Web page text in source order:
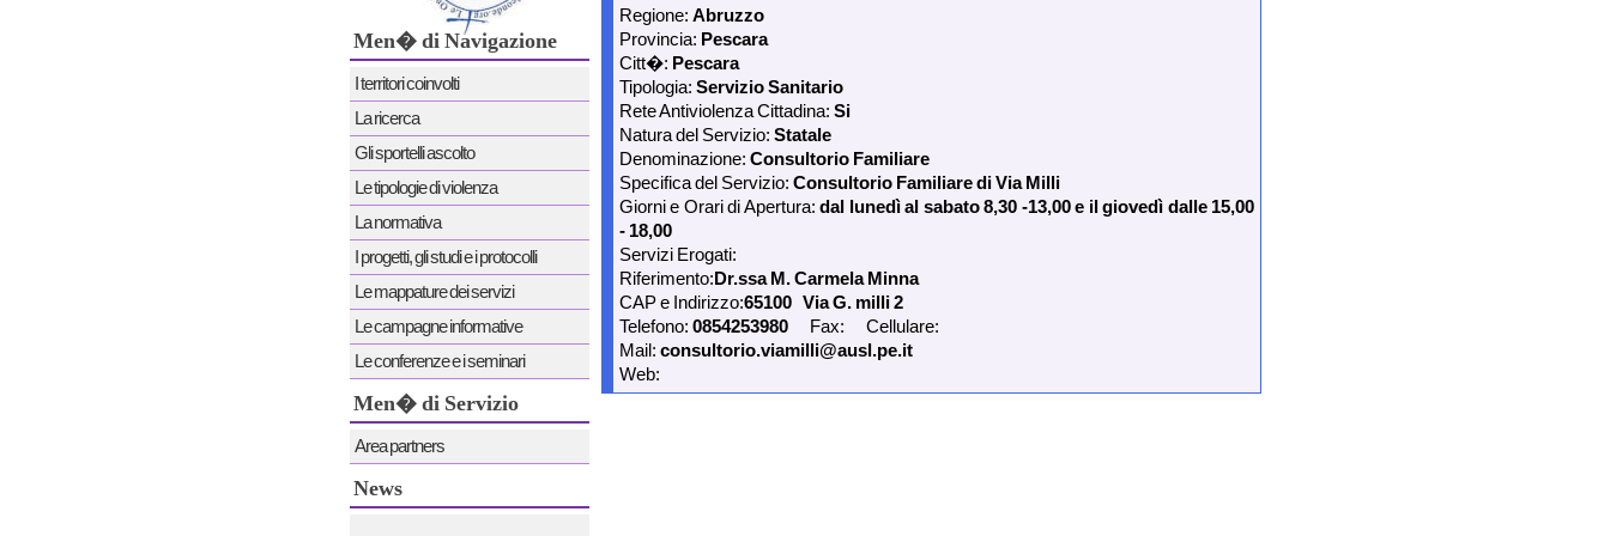
Men� di Navigazione
I territori coinvolti
La ricerca
Gli sportelli ascolto
Le tipologie di violenza
La normativa
I progetti, gli studi e i protocolli
Le mappature dei servizi
Le campagne informative
Le conferenze e i seminari
Men� di Servizio
Area partners
News
Regione: Abruzzo
Provincia: Pescara
Citt�: Pescara
Tipologia: Servizio Sanitario
Rete Antiviolenza Cittadina: Si
Natura del Servizio: Statale
Denominazione: Consultorio Familiare
Specifica del Servizio: Consultorio Familiare di Via Milli
Giorni e Orari di Apertura:dal lunedì al sabato 8,30 -13,00 e il giovedì dalle 15,00
- 18,00
Servizi Erogati:
Riferimento:Dr.ssa M. Carmela Minna
CAP e Indirizzo:65100 Via G. milli 2
Telefono: 0854253980 Fax:
Cellulare:
Mail: consultorio.viamilli@ausl.pe.it
Web: